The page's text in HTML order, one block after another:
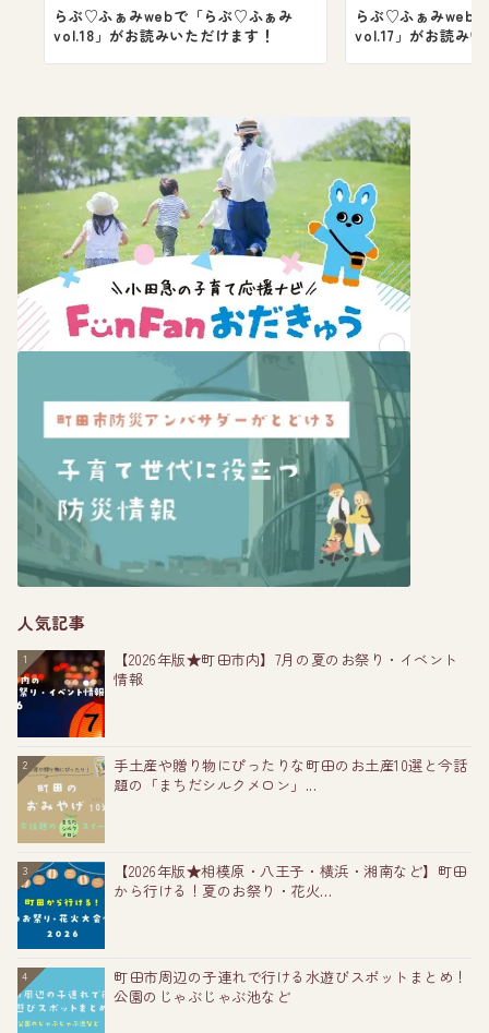
らぶ♡ふぁみwebで「らぶ♡ふぁみ
vol.18」がお読みいただけます！
らぶ♡ふぁみweb
vol.17」がお読み
人気記事
1
【2026年版★町田市内】7月の夏のお祭り・イベント
情報
2
手土産や贈り物にぴったりな町田のお土産10選と今話
題の「まちだシルクメロン」...
3
【2026年版★相模原・八王子・横浜・湘南など】町田
から行ける！夏のお祭り・花火...
4
町田市周辺の子連れで行ける水遊びスポットまとめ！
公園のじゃぶじゃぶ池など